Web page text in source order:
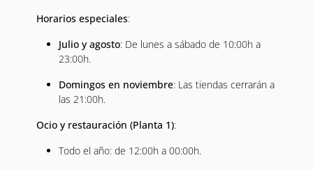
Horarios especiales:
Julio y agosto: De lunes a sábado de 10:00h a
23:00h.
Domingos en noviembre: Las tiendas cerrarán a
las 21:00h.
Ocio y restauración (Planta 1):
Todo el año: de 12:00h a 00:00h.